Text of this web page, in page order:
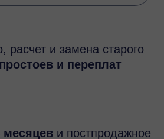
расчет и замена старого
и переплат
месяцев и постпродажное